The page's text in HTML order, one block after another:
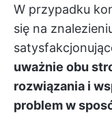
W przypadku
się na
uważnie obu
rozwiązania i
problem w